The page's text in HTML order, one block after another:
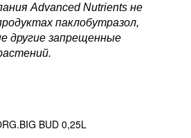
Advanced Nutrients не
паклобутразол,
другие запрещенные
BUD 0,25L